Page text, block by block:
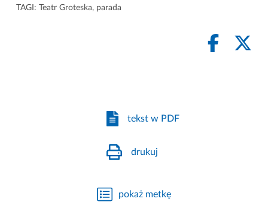
TAGI: Teatr Groteska, parada
tekst w PDF
drukuj
pokaż metkę